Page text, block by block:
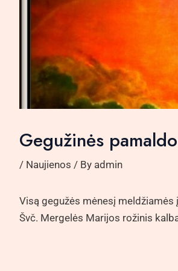
Gegužinės
/ Naujienos / By admin
Visą gegužės mėnesį meldžiamės
Švč. Mergelės Marijos rožinis